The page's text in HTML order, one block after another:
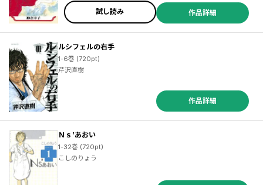
試し読み 作品詳細
ルシフェルの右手
1-6巻 (720pt)
芹沢直樹
作品詳細
Ｎｓ’あおい
1-32巻 (720pt)
こしのりょう